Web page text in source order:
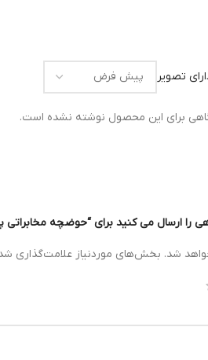
تصویر
برای این محصول نوشته نشده است.
می کنید برای “حوضچه‌ مخابراتی پیش ساخته بتنی
شد. بخش‌های موردنیاز علامت‌گذاری